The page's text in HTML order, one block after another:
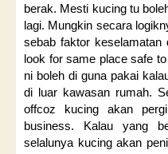
berak. Mesti kucing tu
lagi. Mungkin secara
sebab faktor
look for same place safe
ni boleh di guna pakai
di luar kawasan rumah.
offcoz kucing akan
business. Kalau yang
selalunya kucing akan